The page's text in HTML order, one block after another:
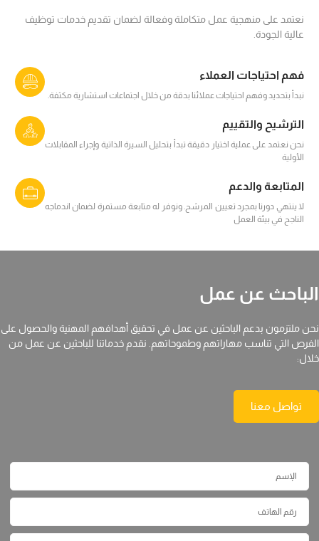
نعتمد على منهجية عمل متكاملة وفعالة لضمان تقديم خدمات توظيف
عالية الجودة.
فهم احتياجات العملاء
نبدأ بتحديد وفهم احتياجات عملائنا بدقة من خلال اجتماعات استشارية مكثفة.
الترشيح والتقييم
نحن نعتمد على عملية اختيار دقيقة تبدأ بتحليل السيرة الذاتية وإجراء المقابلات
الأولية
المتابعة والدعم
لا ينتهي دورنا بمجرد تعيين المرشح. ونوفر له متابعة مستمرة لضمان اندماجه
الناجح في بيئة العمل
الباحث عن عمل
نحن ملتزمون بدعم الباحثين عن عمل في تحقيق أهدافهم المهنية والحصول على
الفرص التي تناسب مهاراتهم وطموحاتهم. نقدم خدماتنا للباحثين عن عمل من
خلال:
تواصل معنا